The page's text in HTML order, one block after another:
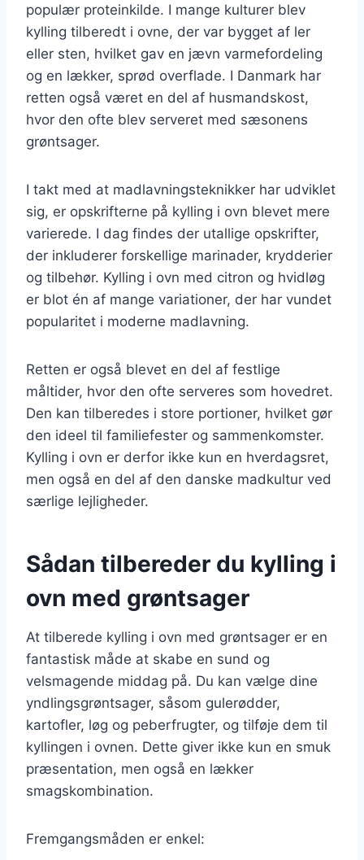
populær proteinkilde. I mange kulturer blev
kylling tilberedt i ovne, der var bygget af ler
eller sten, hvilket gav en jævn varmefordeling
og en lækker, sprød overflade. I Danmark har
retten også været en del af husmandskost,
hvor den ofte blev serveret med sæsonens
grøntsager.
I takt med at madlavningsteknikker har udviklet
sig, er opskrifterne på kylling i ovn blevet mere
varierede. I dag findes der utallige opskrifter,
der inkluderer forskellige marinader, krydderier
og tilbehør. Kylling i ovn med citron og hvidløg
er blot én af mange variationer, der har vundet
popularitet i moderne madlavning.
Retten er også blevet en del af festlige
måltider, hvor den ofte serveres som hovedret.
Den kan tilberedes i store portioner, hvilket gør
den ideel til familiefester og sammenkomster.
Kylling i ovn er derfor ikke kun en hverdagsret,
men også en del af den danske madkultur ved
særlige lejligheder.
Sådan tilbereder du kylling i
ovn med grøntsager
At tilberede kylling i ovn med grøntsager er en
fantastisk måde at skabe en sund og
velsmagende middag på. Du kan vælge dine
yndlingsgrøntsager, såsom gulerødder,
kartofler, løg og peberfrugter, og tilføje dem til
kyllingen i ovnen. Dette giver ikke kun en smuk
præsentation, men også en lækker
smagskombination.
Fremgangsmåden er enkel: